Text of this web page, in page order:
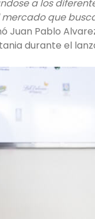
a los
que
Juan Pablo
durante el